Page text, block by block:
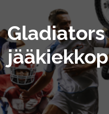
Gladiators